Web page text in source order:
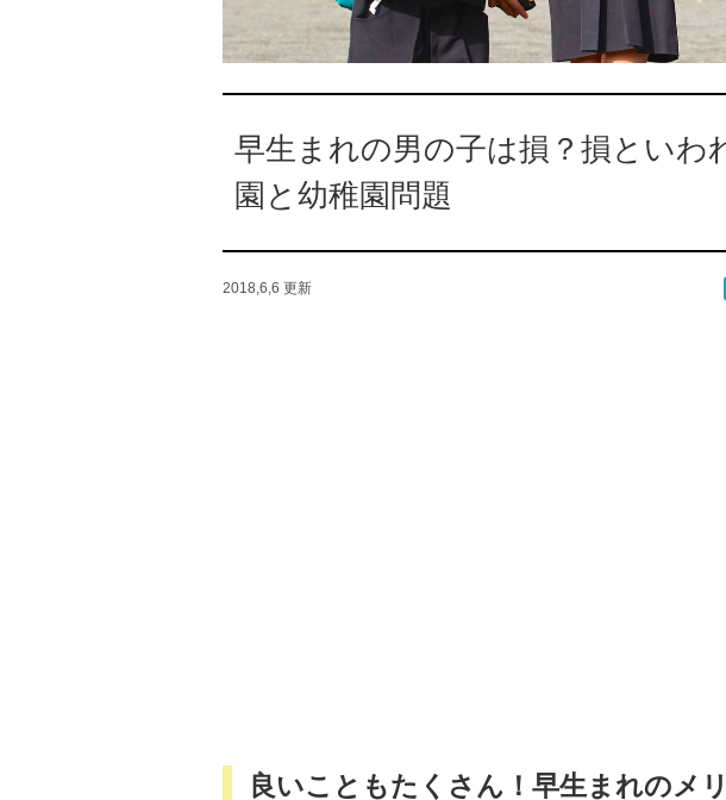
早生まれの男の子は損？損といわ
園と幼稚園問題
2018,6,6 更新
良いこともたくさん！早生まれのメ